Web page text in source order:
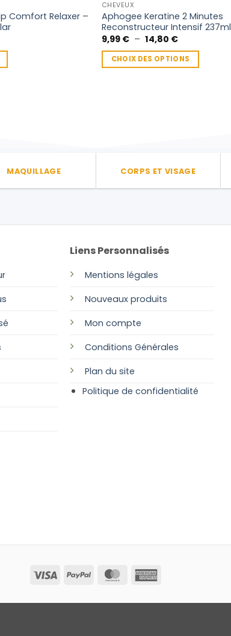
Comfort Relaxer –
CHEVEUX
Aphogee Keratine 2 Minutes
Reconstructeur Intensif 237ml
9,99 € – 14,80 €Plage
prix :
9,99 €
CHOIX DES OPTIONS
peuvent
la
du
MAQUILLAGE CORPS ET VISAGE
Liens Personnalisés
Mentions légales
Nouveaux produits
Mon compte
Conditions Générales
Plan du site
Politique de confidentialité
Visa PayPal MasterCardAmerican